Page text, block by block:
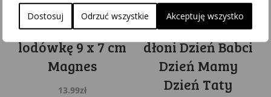
Dostosuj Odrzuć wszystkie Akceptuję wszystko
Fotoramka MDF z
magnesem na
lodówkę 9 x 7 cm
Magnes
13.99zł
Drewniana
Laurka na odcisk
dłoni Dzień Babci
Dzień Mamy
Dzień Taty